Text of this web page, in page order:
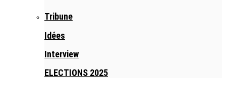
Tribune
Idées
Interview
ELECTIONS 2025